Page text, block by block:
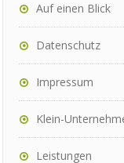
Auf einen Blick
Datenschutz
Impressum
Klein-
Leistungen